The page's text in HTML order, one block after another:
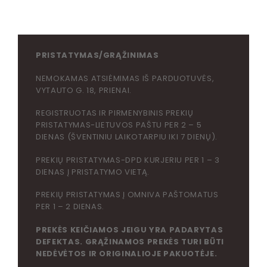
PRISTATYMAS/GRĄŽINIMAS
NEMOKAMAS ATSIĖMIMAS IŠ PARDUOTUVĖS,
VYTAUTO G. 18, PRIENAI.
REGISTRUOTAS IR PIRMENYBINIS PREKIŲ
PRISTATYMAS-LIETUVOS PAŠTU PER 2 – 5
DIENAS (ŠVENTINIU LAIKOTARPIU IKI 7 DIENŲ).
PREKIŲ PRISTATYMAS-DPD KURJERIU PER 1 – 3
DIENAS Į PRISTATYMO VIETĄ.
PREKIŲ PRISTATYMAS Į OMNIVA PAŠTOMATUS
PER 1 – 2 DIENAS.
PREKĖS KEIČIAMOS JEIGU YRA PADARYTAS
DEFEKTAS. GRĄŽINAMOS PREKĖS TURI BŪTI
NEDĖVĖTOS IR ORIGINALIOJE PAKUOTĖJE.